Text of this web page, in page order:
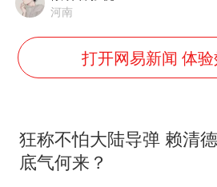
胡彦斌获《
秋天的第一
我国外贸
河南
打开网易新闻 体
狂称不怕大陆导弹 赖清德
底气何来？